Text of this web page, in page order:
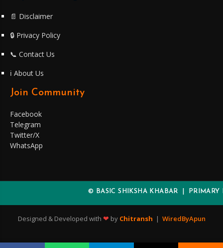
📄 Disclaimer
🔒 Privacy Policy
📞 Contact Us
ℹ️ About Us
Join Community
Facebook
Telegram
Twitter/X
WhatsApp
© BASIC SHIKSHA KHABAR | PRIMARY
Designed & Developed with ❤ by Chitransh | WiredByApun